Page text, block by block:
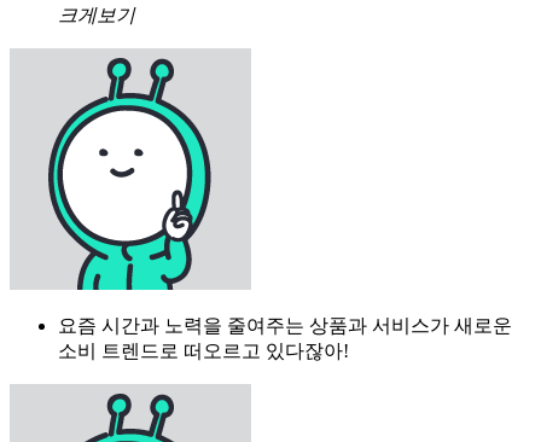
크게보기
요즘 시간과 노력을 줄여주는 상품과 서비스가 새로운
소비 트렌드로 떠오르고 있다잖아!